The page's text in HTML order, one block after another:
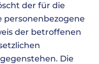
der für die
personenbezogene
der betroffenen
Die